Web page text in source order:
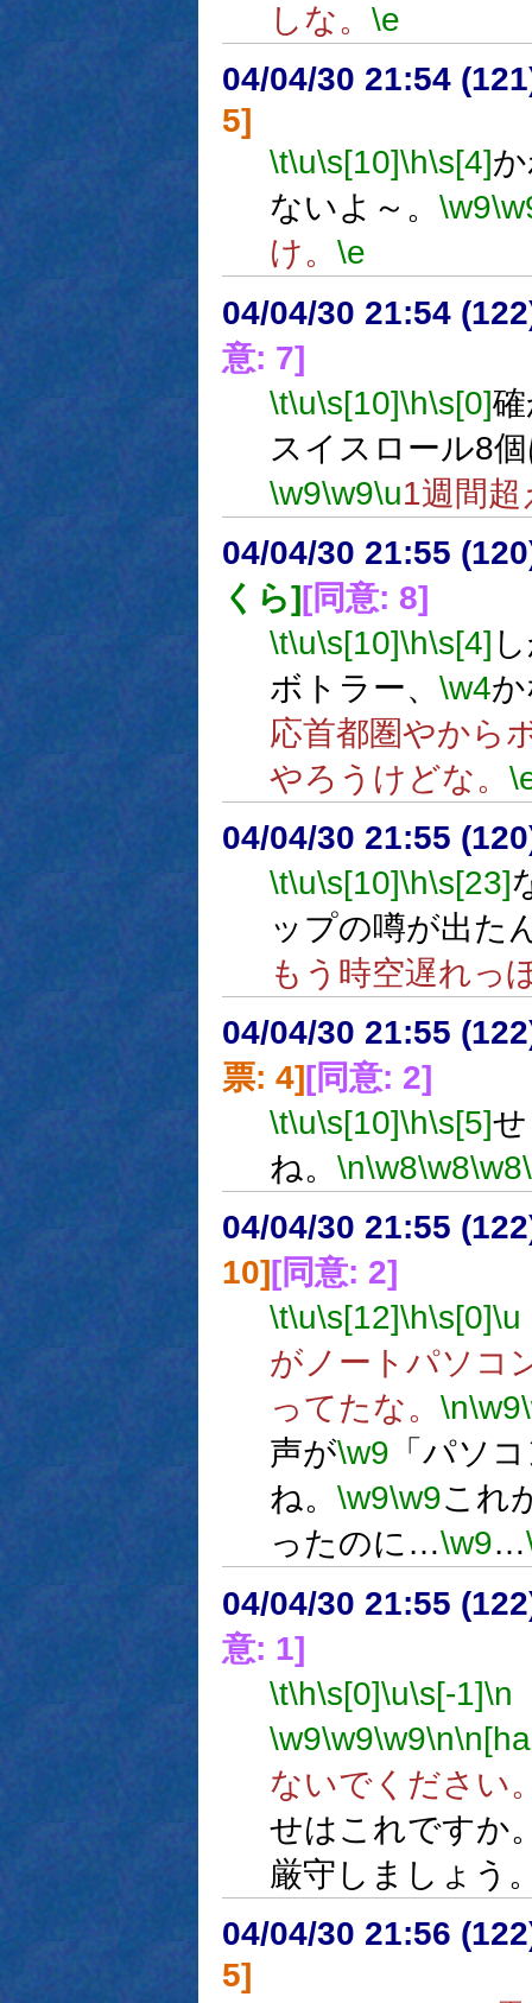
しな。 \e
04/04/30 21:54
5]
\t\u\s[10]\h\s[4]
ないよ～。 \w9
け。 \e
04/04/30 21:54
意: 7]
\t\u\s[10]\h\s[0]
スイスロール8
\w9\w9\u1週間
04/04/30 21:55
くら][同意: 8]
\t\u\s[10]\h\s[4]
ボトラー、 \w4
応首都圏やから
やろうけどな。
04/04/30 21:55
\t\u\s[10]\h\s[23]
ップの噂が出た
もう時空遅れっ
04/04/30 21:55
票: 4][同意: 2]
\t\u\s[10]\h\s[5]
ね。 \n\w8\w8\w8
04/04/30 21:55
10] [同意: 2]
\t\u\s[12]\h\s[0]\u
がノートパソコ
ってたな。 \n\w9
声が\w9 「パソ
ね。 \w9\w9これ
ったのに…\w9…
04/04/30 21:55
意: 1]
\t\h\s[0]\u\s[-1]\n
\w9\w9\w9\n
ないでください
せはこれですか
厳守しましょう
04/04/30 21:56
5]